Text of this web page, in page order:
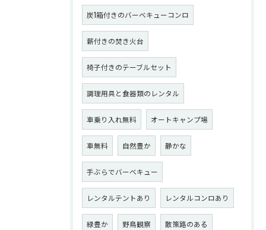
炭1箱付きのバーベキューコンロ
薪付きの焚き火台
椅子付きのテーブルセット
調理用具と食器類のレンタル
車乗り入れ無料 オートキャンプ場
車無料 自然豊か 静かな
手ぶらでバーベキュー
レンタルテントあり レンタルコンロあり
緑豊か 野鳥観察 散策路のある